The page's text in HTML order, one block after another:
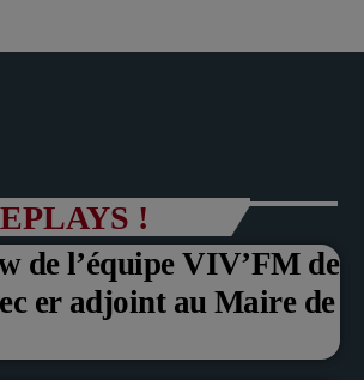
!
de l’équipe VIV’FM de
er adjoint au Maire de